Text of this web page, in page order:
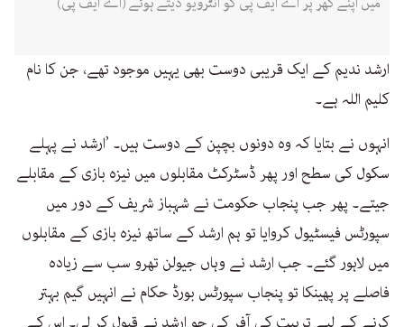
ارشد ندیم کے ایک قریبی دوست بھی یہیں موجود تھے، جن کا نام
کلیم اللہ ہے۔
انہوں نے بتایا کہ وہ دونوں بچپن کے دوست ہیں۔ ’ارشد نے پہلے
سکول کی سطح اور پھر ڈسٹرکٹ مقابلوں میں نیزہ بازی کے مقابلے
جیتے۔ پھر جب پنجاب حکومت نے شہباز شریف کے دور میں
سپورٹس فیسٹیول کروایا تو ہم ارشد کے ساتھ نیزہ بازی کے مقابلوں
میں لاہور گئے۔ جب ارشد نے وہاں جیولن تھرو سب سے زیادہ
فاصلے پر پھینکا تو پنجاب سپورٹس بورڈ حکام نے انہیں گیم بہتر